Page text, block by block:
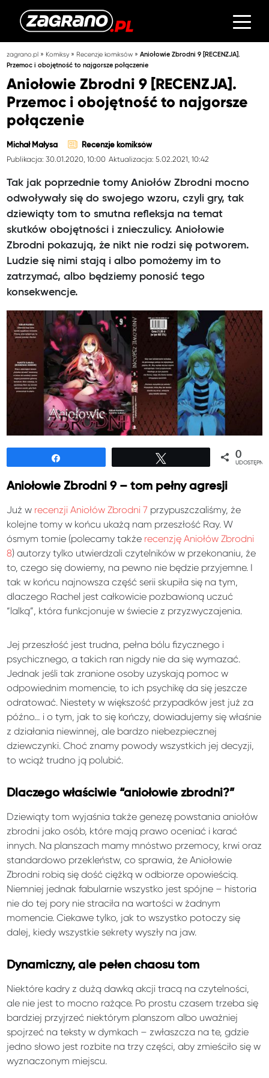
zagrano.pl » Komiksy» Recenzje komiksów »Aniołowie Zbrodni 9 [RECENZJA].
Przemoc i obojętność to najgorsze połączenie
Aniołowie Zbrodni 9 [RECENZJA].
Przemoc i obojętność to najgorsze
połączenie
Michał Małysa Recenzje komiksów
Publikacja: 30.01.2020, 10:00 Aktualizacja: 5.02.2021, 10:42
Tak jak poprzednie tomy Aniołów Zbrodni mocno
odwoływały się do swojego wzoru, czyli gry, tak
dziewiąty tom to smutna refleksja na temat
skutków obojętności i znieczulicy. Aniołowie
Zbrodni pokazują, że nikt nie rodzi się potworem.
Ludzie się nimi stają i albo pomożemy im to
zatrzymać, albo będziemy ponosić tego
konsekwencje.
0
Aniołowie Zbrodni 9 – tom pełny agresji
Już w recenzji Aniołów Zbrodni 7 przypuszczaliśmy, że
kolejne tomy w końcu ukażą nam przeszłość Ray. W
ósmym tomie (polecamy także recenzję Aniołów Zbrodni
8) autorzy tylko utwierdzali czytelników w przekonaniu, że
to, czego się dowiemy, na pewno nie będzie przyjemne. I
tak w końcu najnowsza część serii skupiła się na tym,
dlaczego Rachel jest całkowicie pozbawioną uczuć
“lalką”, która funkcjonuje w świecie z przyzwyczajenia.
Jej przeszłość jest trudna, pełna bólu fizycznego i
psychicznego, a takich ran nigdy nie da się wymazać.
Jednak jeśli tak zranione osoby uzyskają pomoc w
odpowiednim momencie, to ich psychikę da się jeszcze
odratować. Niestety w większość przypadków jest już za
późno… i o tym, jak to się kończy, dowiadujemy się właśnie
z działania niewinnej, ale bardzo niebezpiecznej
dziewczynki. Choć znamy powody wszystkich jej decyzji,
to wciąż trudno ją polubić.
Dlaczego właściwie “aniołowie zbrodni?”
Dziewiąty tom wyjaśnia także genezę powstania aniołów
zbrodni jako osób, które mają prawo oceniać i karać
innych. Na planszach mamy mnóstwo przemocy, krwi oraz
standardowo przekleństw, co sprawia, że Aniołowie
Zbrodni robią się dość ciężką w odbiorze opowieścią.
Niemniej jednak fabularnie wszystko jest spójne – historia
nie do tej pory nie straciła na wartości w żadnym
momencie. Ciekawe tylko, jak to wszystko potoczy się
dalej, kiedy wszystkie sekrety wyszły na jaw.
Dynamiczny, ale pełen chaosu tom
Niektóre kadry z dużą dawką akcji tracą na czytelności,
ale nie jest to mocno rażące. Po prostu czasem trzeba się
bardziej przyjrzeć niektórym planszom albo uważniej
spojrzeć na teksty w dymkach – zwłaszcza na te, gdzie
jedno słowo jest rozbite na trzy części, aby zmieściło się w
wyznaczonym miejscu.